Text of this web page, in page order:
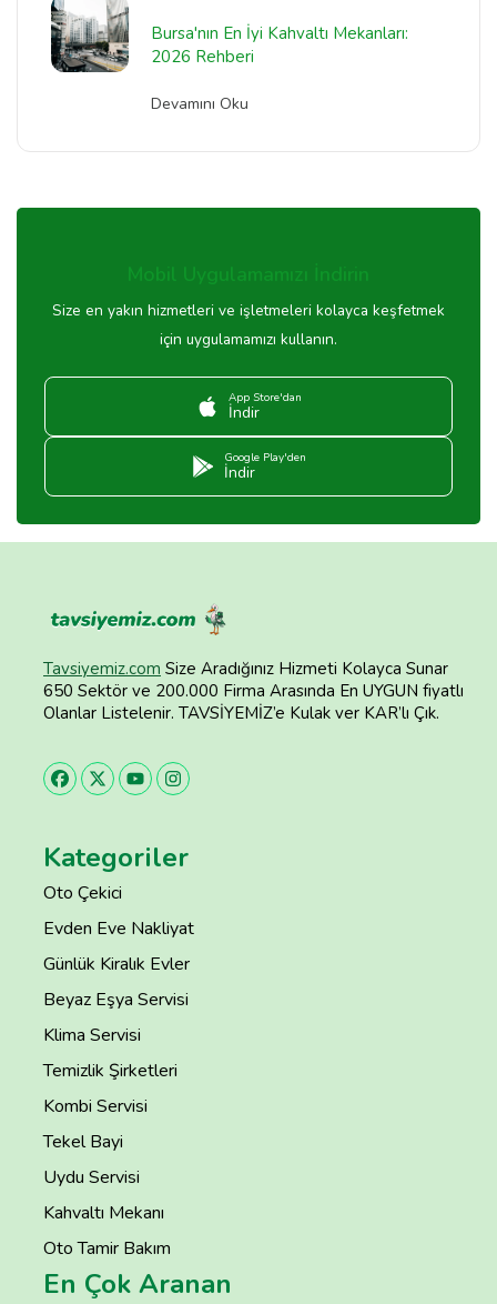
Bursa'nın En İyi Kahvaltı Mekanları:
2026 Rehberi
Devamını Oku
Mobil Uygulamamızı İndirin
Size en yakın hizmetleri ve işletmeleri kolayca keşfetmek
için uygulamamızı kullanın.
App Store'dan
İndir
Google Play'den
İndir
Tavsiyemiz.com Size Aradığınız Hizmeti Kolayca Sunar
650 Sektör ve 200.000 Firma Arasında En UYGUN fiyatlı
Olanlar Listelenir. TAVSİYEMİZ’e Kulak ver KAR’lı Çık.
Kategoriler
Oto Çekici
Evden Eve Nakliyat
Günlük Kiralık Evler
Beyaz Eşya Servisi
Klima Servisi
Temizlik Şirketleri
Kombi Servisi
Tekel Bayi
Uydu Servisi
Kahvaltı Mekanı
Oto Tamir Bakım
En Çok Aranan